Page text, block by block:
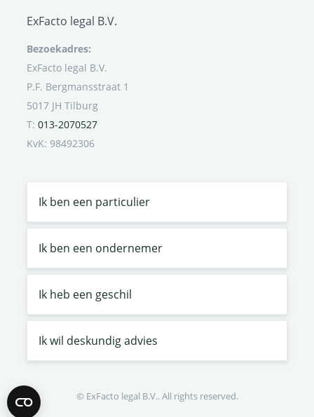
ExFacto legal B.V.
Bezoekadres:
ExFacto legal B.V.
P.F. Bergmansstraat 1
5017 JH Tilburg
T: 013-2070527
KvK: 98492306
Ik ben een particulier
Ik ben een ondernemer
Ik heb een geschil
Ik wil deskundig advies
© ExFacto legal B.V.. All rights reserved.